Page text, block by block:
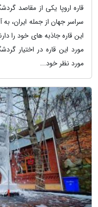
قاره اروپا یکی از مقاصد
سراسر جهان از جمله ایران،
این قاره جاذبه های خود را
مورد این قاره در اختیار
مورد نظر خود...